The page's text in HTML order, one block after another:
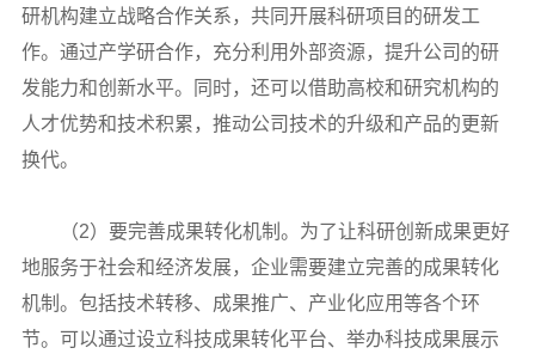
研机构建立战略合作关系，共同开展科研项目的研发工
作。通过产学研合作，充分利用外部资源，提升公司的研
发能力和创新水平。同时，还可以借助高校和研究机构的
人才优势和技术积累，推动公司技术的升级和产品的更新
换代。
（2）要完善成果转化机制。为了让科研创新成果更好
地服务于社会和经济发展，企业需要建立完善的成果转化
机制。包括技术转移、成果推广、产业化应用等各个环
节。可以通过设立科技成果转化平台、举办科技成果展示